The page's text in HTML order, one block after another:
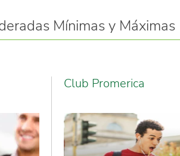
Mínimas y Máximas
Club Promerica